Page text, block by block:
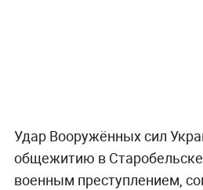
Удар Вооружённых сил
общежитию в
военным преступлением,